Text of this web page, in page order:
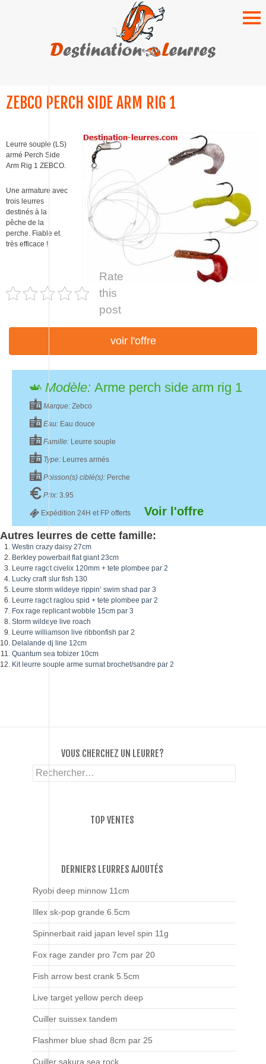
TO
ZEBCO PERCH SIDE ARM RIG 1
Leurre souple (LS)
armé Perch Side
Arm Rig 1 ZEBCO.
Une armature avec
trois leurres
destinés à la
pêche de la
perche. Fiable et
très efficace !
Rate
this
post
voir l'offre
Modèle: Arme perch side arm rig 1
Marque: Zebco
Eau: Eau douce
Famille: Leurre souple
Type: Leurres armés
Poisson(s) ciblé(s): Perche
Prix: 3.95
Expédition 24H et FP offerts Voir l'offre
Autres leurres de cette famille:
Westin crazy daisy 27cm
Berkley powerbait flat giant 23cm
Leurre ragot civelix 120mm + tete plombee par 2
Lucky craft slur fish 130
Leurre storm wildeye rippin’ swim shad par 3
Leurre ragot raglou spid + tete plombee par 2
Fox rage replicant wobble 15cm par 3
Storm wildeye live roach
Leurre williamson live ribbonfish par 2
Delalande dj line 12cm
Quantum sea tobizer 10cm
Kit leurre souple arme surnat brochet/sandre par 2
VOUS CHERCHEZ UN LEURRE?
Rechercher :
TOP VENTES
DERNIERS LEURRES AJOUTÉS
Ryobi deep minnow 11cm
Illex sk-pop grande 6.5cm
Spinnerbait raid japan level spin 11g
Fox rage zander pro 7cm par 20
Fish arrow best crank 5.5cm
Live target yellow perch deep
Cuiller suissex tandem
Flashmer blue shad 8cm par 25
Cuiller sakura sea rock